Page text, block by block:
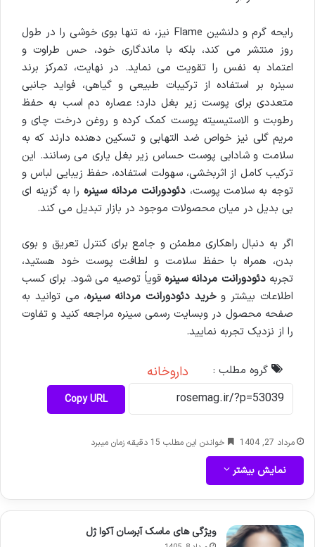
رایحه گرم و دلنشین Flame نیز، نه تنها بوی خوشی را در طول
روز منتشر می کند، بلکه با ماندگاری خود، حس طراوت و
اعتماد به نفس را تقویت می نماید. در نهایت، تمرکز برند
سینره بر استفاده از ترکیبات طبیعی و گیاهی، فواید جانبی
متعددی برای پوست زیر بغل دارد؛ عصاره دم اسب به حفظ
رطوبت و الاستیسیته پوست کمک کرده و روغن درخت چای و
مریم گلی نیز خواص ضد التهابی و تسکین دهنده دارند که به
سلامت و شادابی پوست حساس زیر بغل یاری می رسانند. این
ترکیب کامل از اثربخشی، سهولت استفاده، حفظ زیبایی لباس و
توجه به سلامت پوست،دئودورانت مردانه سینرهرا به گزینه ای
بی بدیل در میان محصولات موجود در بازار تبدیل می کند.
اگر به دنبال راهکاری مطمئن و جامع برای کنترل تعریق و بوی
بدن، همراه با حفظ سلامت و لطافت پوست خود هستید،
تجربهدئودورانت مردانه سینره قویاً توصیه می شود. برای کسب
اطلاعات بیشتر وخرید دئودورانت مردانه سینره، می توانید به
صفحه محصول در وبسایت رسمی سینره مراجعه کنید و تفاوت
را از نزدیک تجربه نمایید.
گروه مطلب : داروخانه
Copy URL
مرداد 27, 1404 خواندن این مطلب 15 دقیقه زمان میبرد
نمایش بیشتر
ویژگی های ماسک آبرسان آکوا ژل